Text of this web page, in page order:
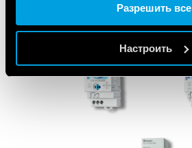
Разрешить все
Настроить